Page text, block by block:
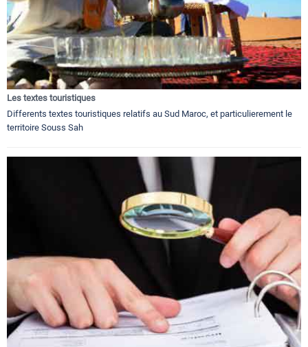
Les textes touristiques
Differents textes touristiques relatifs au Sud Maroc, et particulierement le
territoire Souss Sah